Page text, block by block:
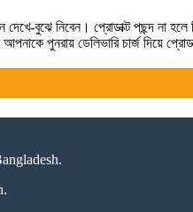
দেখে-বুঝে নিবেন। প্রোডাক্ট পছন্দ
পুনরায় ডেলিভারি চার্জ দিয়ে